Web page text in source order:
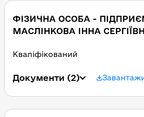
ФІЗИЧНА ОСОБА -
МАСЛІНКОВА ІННА
Кваліфікований
Документи (2)